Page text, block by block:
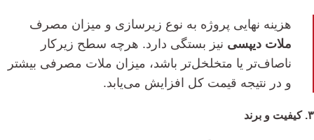
هزینه نهایی پروژه به نوع زیرسازی و میزان مصرف
ملات دیپسی نیز بستگی دارد. هرچه سطح زیرکار
ناصاف‌تر یا متخلخل‌تر باشد، میزان ملات مصرفی بیشتر
و در نتیجه قیمت کل افزایش می‌یابد.
۳. کیفیت و برند